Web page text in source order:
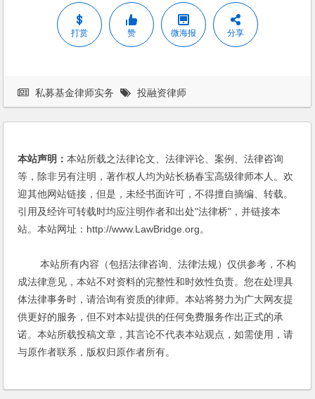
打赏 赞 微海报 分享
私募基金律师实务 投融资律师
本站声明：本站所载之法律论文、法律评论、案例、法律咨询
等，除非另有注明，著作权人均为站长杨春宝高级律师本人。欢
迎其他网站链接，但是，未经书面许可，不得擅自摘编、转载。
引用及经许可转载时均应注明作者和出处"法律桥"，并链接本
站。本站网址：http://www.LawBridge.org。
本站所有内容（包括法律咨询、法律法规）仅供参考，不构
成法律意见，本站不对资料的完整性和时效性负责。您在处理具
体法律事务时，请洽询有资质的律师。本站将努力为广大网友提
供更好的服务，但不对本站提供的任何免费服务作出正式的承
诺。本站所载投稿文章，其言论不代表本站观点，如需使用，请
与原作者联系，版权归原作者所有。